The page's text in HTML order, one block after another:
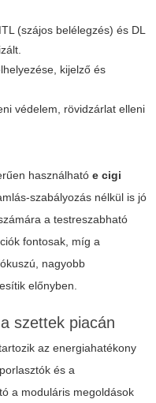
(szájos belélegzés) és DL
kijelző és
védelem, rövidzárlat elleni
használható e cigi
szabályozás nélkül is jó
a testreszabható
fontosak, míg a
nagyobb
előnyben.
szettek piacán
az energiahatékony
és a
a moduláris megoldások